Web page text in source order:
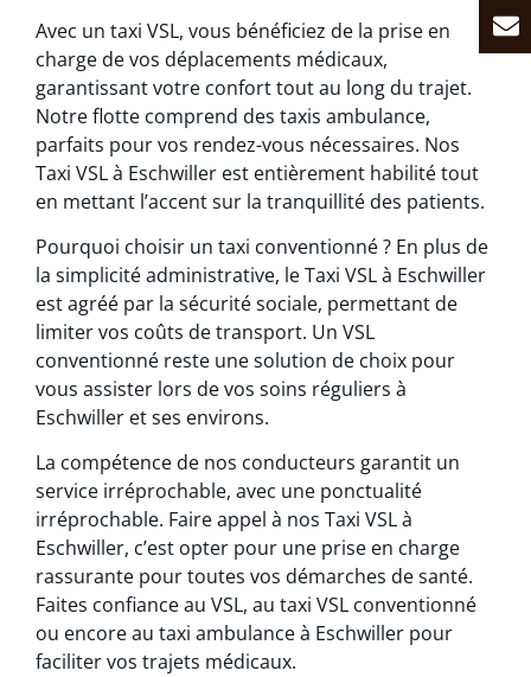
Avec un taxi VSL, vous bénéficiez de la prise en
charge de vos déplacements médicaux,
garantissant votre confort tout au long du trajet.
Notre flotte comprend des taxis ambulance,
parfaits pour vos rendez-vous nécessaires. Nos
Taxi VSL à Eschwiller est entièrement habilité tout
en mettant l’accent sur la tranquillité des patients.
Pourquoi choisir un taxi conventionné ? En plus de
la simplicité administrative, le Taxi VSL à Eschwiller
est agréé par la sécurité sociale, permettant de
limiter vos coûts de transport. Un VSL
conventionné reste une solution de choix pour
vous assister lors de vos soins réguliers à
Eschwiller et ses environs.
La compétence de nos conducteurs garantit un
service irréprochable, avec une ponctualité
irréprochable. Faire appel à nos Taxi VSL à
Eschwiller, c’est opter pour une prise en charge
rassurante pour toutes vos démarches de santé.
Faites confiance au VSL, au taxi VSL conventionné
ou encore au taxi ambulance à Eschwiller pour
faciliter vos trajets médicaux.